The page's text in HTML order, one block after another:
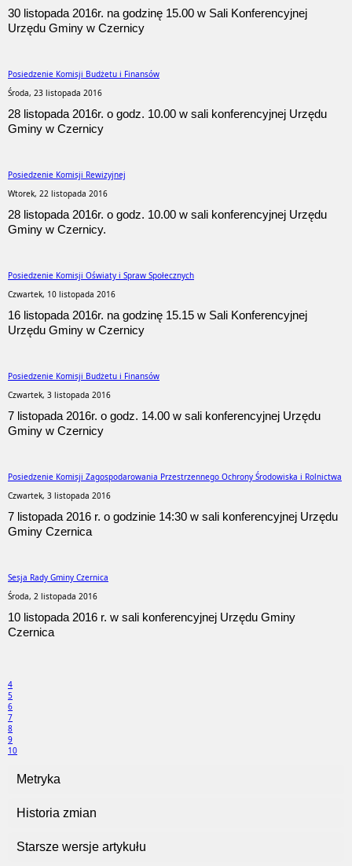
30 listopada 2016r. na godzinę 15.00 w Sali Konferencyjnej
Urzędu Gminy w Czernicy
Posiedzenie Komisji Budżetu i Finansów
Środa, 23 listopada 2016
28 listopada 2016r. o godz. 10.00 w sali konferencyjnej Urzędu
Gminy w Czernicy
Posiedzenie Komisji Rewizyjnej
Wtorek, 22 listopada 2016
28 listopada 2016r. o godz. 10.00 w sali konferencyjnej Urzędu
Gminy w Czernicy.
Posiedzenie Komisji Oświaty i Spraw Społecznych
Czwartek, 10 listopada 2016
16 listopada 2016r. na godzinę 15.15 w Sali Konferencyjnej
Urzędu Gminy w Czernicy
Posiedzenie Komisji Budżetu i Finansów
Czwartek, 3 listopada 2016
7 listopada 2016r. o godz. 14.00 w sali konferencyjnej Urzędu
Gminy w Czernicy
Posiedzenie Komisji Zagospodarowania Przestrzennego Ochrony Środowiska i Rolnictwa
Czwartek, 3 listopada 2016
7 listopada 2016 r. o godzinie 14:30 w sali konferencyjnej Urzędu
Gminy Czernica
Sesja Rady Gminy Czernica
Środa, 2 listopada 2016
10 listopada 2016 r. w sali konferencyjnej Urzędu Gminy
Czernica
4
5
6
7
8
9
10
Metryka
Historia zmian
Starsze wersje artykułu